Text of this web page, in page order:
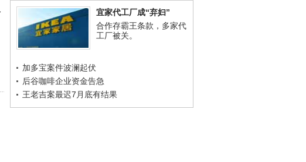
宜家代工厂成“弃妇”
合作存霸王条款，多家代
工厂被关。
加多宝案件波澜起伏
后谷咖啡企业资金告急
王老吉案最迟7月底有结果